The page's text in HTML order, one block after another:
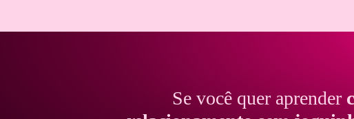
Se você quer aprender